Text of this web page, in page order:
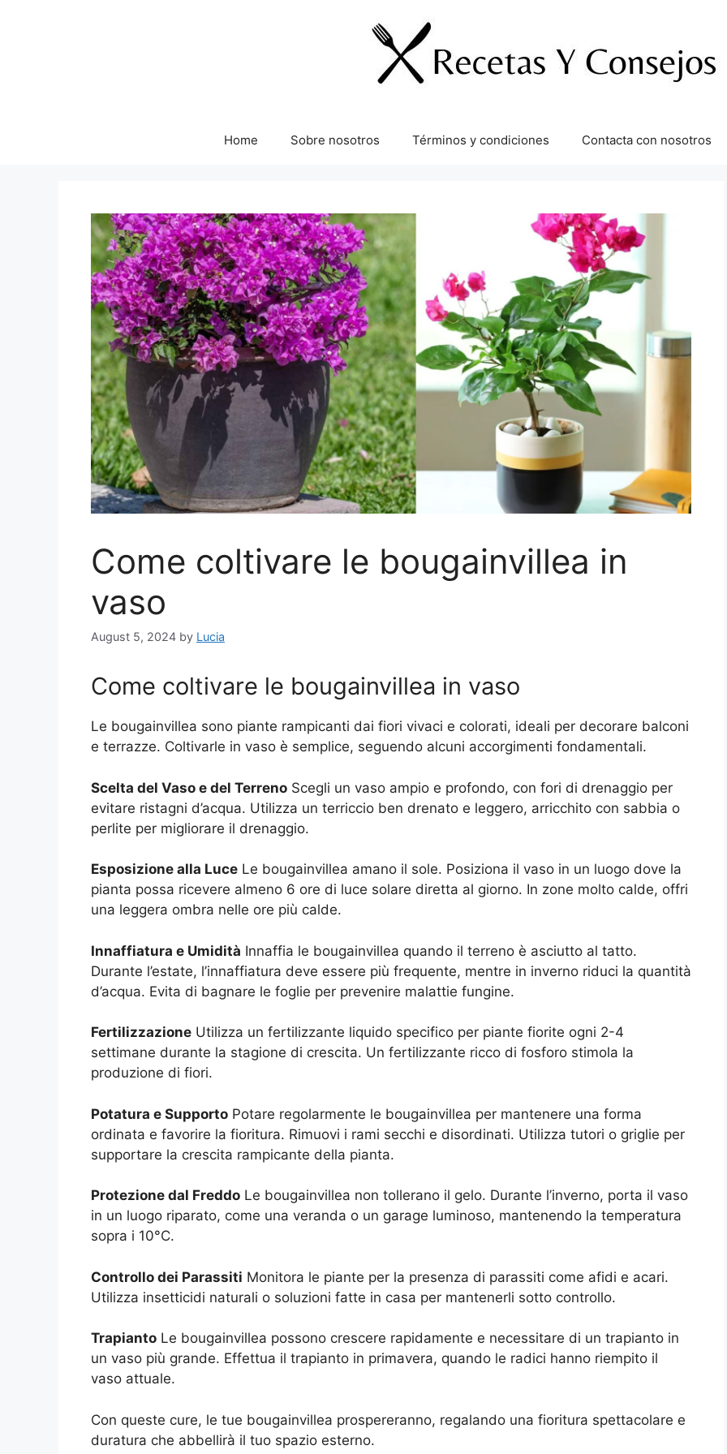
Home Sobre nosotros Términos y condiciones Contacta con nosotros
Come coltivare le bougainvillea in
vaso
August 5, 2024 by Lucia
Come coltivare le bougainvillea in vaso
Le bougainvillea sono piante rampicanti dai fiori vivaci e colorati, ideali per decorare balconi
e terrazze. Coltivarle in vaso è semplice, seguendo alcuni accorgimenti fondamentali.
Scelta del Vaso e del Terreno Scegli un vaso ampio e profondo, con fori di drenaggio per
evitare ristagni d’acqua. Utilizza un terriccio ben drenato e leggero, arricchito con sabbia o
perlite per migliorare il drenaggio.
Esposizione alla Luce Le bougainvillea amano il sole. Posiziona il vaso in un luogo dove la
pianta possa ricevere almeno 6 ore di luce solare diretta al giorno. In zone molto calde, offri
una leggera ombra nelle ore più calde.
Innaffiatura e Umidità Innaffia le bougainvillea quando il terreno è asciutto al tatto.
Durante l’estate, l’innaffiatura deve essere più frequente, mentre in inverno riduci la quantità
d’acqua. Evita di bagnare le foglie per prevenire malattie fungine.
Fertilizzazione Utilizza un fertilizzante liquido specifico per piante fiorite ogni 2-4
settimane durante la stagione di crescita. Un fertilizzante ricco di fosforo stimola la
produzione di fiori.
Potatura e Supporto Potare regolarmente le bougainvillea per mantenere una forma
ordinata e favorire la fioritura. Rimuovi i rami secchi e disordinati. Utilizza tutori o griglie per
supportare la crescita rampicante della pianta.
Protezione dal Freddo Le bougainvillea non tollerano il gelo. Durante l’inverno, porta il vaso
in un luogo riparato, come una veranda o un garage luminoso, mantenendo la temperatura
sopra i 10°C.
Controllo dei Parassiti Monitora le piante per la presenza di parassiti come afidi e acari.
Utilizza insetticidi naturali o soluzioni fatte in casa per mantenerli sotto controllo.
Trapianto Le bougainvillea possono crescere rapidamente e necessitare di un trapianto in
un vaso più grande. Effettua il trapianto in primavera, quando le radici hanno riempito il
vaso attuale.
Con queste cure, le tue bougainvillea prospereranno, regalando una fioritura spettacolare e
duratura che abbellirà il tuo spazio esterno.